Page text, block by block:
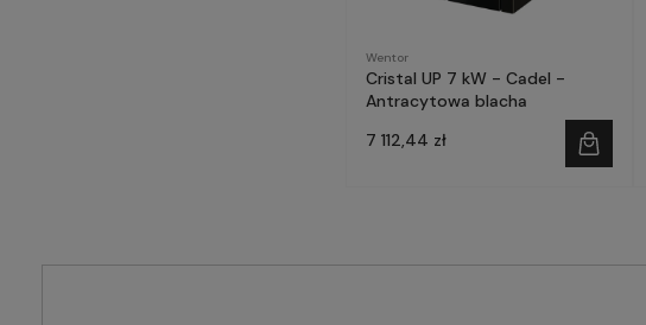
Wentor
Cristal UP 7 kW - Cadel -
Antracytowa blacha
7 112,44 zł